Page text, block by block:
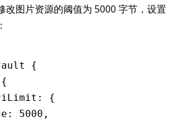
改图片资源的阈值为 5000 字节，设置
{
{
:
{
: 5000 ,